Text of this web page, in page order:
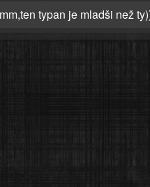
typan je mladši než